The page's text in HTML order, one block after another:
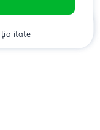
Chat